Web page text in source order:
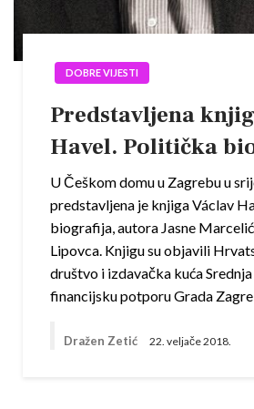
DOBRE VIJESTI
Predstavljena
Havel. Politička
U Češkom domu u Zagrebu u
predstavljena je knjiga Václav
biografija, autora Jasne
Lipovca. Knjigu su objavili
društvo i izdavačka kuća
financijsku potporu Grada
Dražen Zetić 22. veljače 2018.